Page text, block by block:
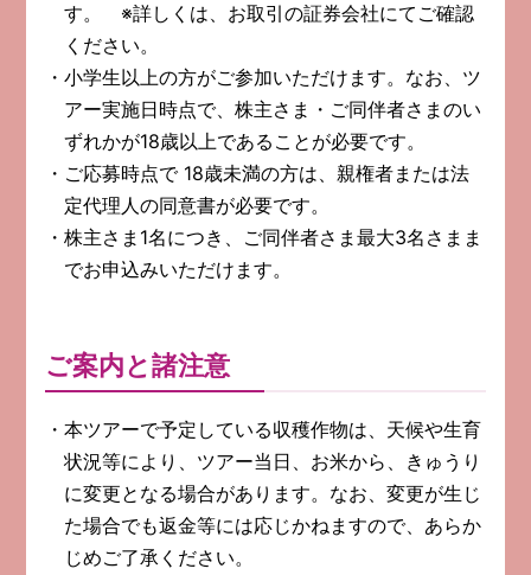
す。 ※詳しくは、お取引の証券会社にてご確認
ください。
小学生以上の方がご参加いただけます。なお、ツ
アー実施日時点で、株主さま・ご同伴者さまのい
ずれかが18歳以上であることが必要です。
ご応募時点で 18歳未満の方は、親権者または法
定代理人の同意書が必要です。
株主さま1名につき、ご同伴者さま最大3名さまま
でお申込みいただけます。
ご案内と諸注意
本ツアーで予定している収穫作物は、天候や生育
状況等により、ツアー当日、お米から、きゅうり
に変更となる場合があります。なお、変更が生じ
た場合でも返金等には応じかねますので、あらか
じめご了承ください。